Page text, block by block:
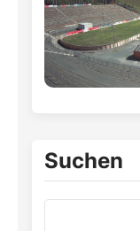
Suchen